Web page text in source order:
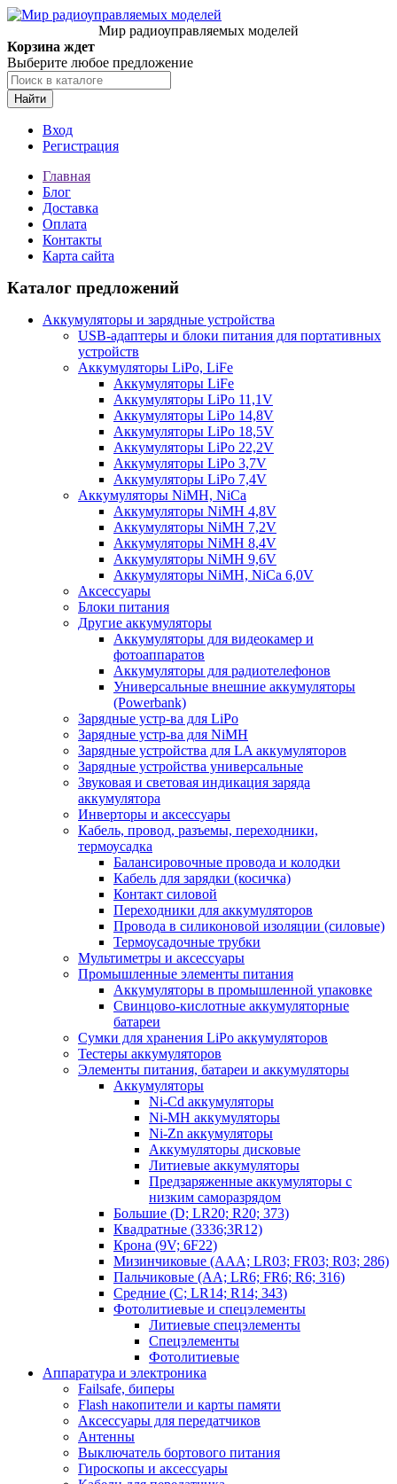
Мир радиоуправляемых моделей
Корзина ждет
Выберите любое предложение
Найти
Вход
Регистрация
Главная
Блог
Доставка
Оплата
Контакты
Карта сайта
Каталог предложений
Аккумуляторы и зарядные устройства
USB-адаптеры и блоки питания для портативных
устройств
Аккумуляторы LiPo, LiFe
Аккумуляторы LiFe
Аккумуляторы LiPo 11,1V
Аккумуляторы LiPo 14,8V
Аккумуляторы LiPo 18,5V
Аккумуляторы LiPo 22,2V
Аккумуляторы LiPo 3,7V
Аккумуляторы LiPo 7,4V
Аккумуляторы NiMH, NiCa
Аккумуляторы NiMH 4,8V
Аккумуляторы NiMH 7,2V
Аккумуляторы NiMH 8,4V
Аккумуляторы NiMH 9,6V
Аккумуляторы NiMH, NiCa 6,0V
Аксессуары
Блоки питания
Другие аккумуляторы
Аккумуляторы для видеокамер и
фотоаппаратов
Аккумуляторы для радиотелефонов
Универсальные внешние аккумуляторы
(Powerbank)
Зарядные устр-ва для LiPo
Зарядные устр-ва для NiMH
Зарядные устройства для LA аккумуляторов
Зарядные устройства универсальные
Звуковая и световая индикация заряда
аккумулятора
Инверторы и аксессуары
Кабель, провод, разъемы, переходники,
термоусадка
Балансировочные провода и колодки
Кабель для зарядки (косичка)
Контакт силовой
Переходники для аккумуляторов
Провода в силиконовой изоляции (силовые)
Термоусадочные трубки
Мультиметры и аксессуары
Промышленные элементы питания
Аккумуляторы в промышленной упаковке
Свинцово-кислотные аккумуляторные
батареи
Сумки для хранения LiPo аккумуляторов
Тестеры аккумуляторов
Элементы питания, батареи и аккумуляторы
Аккумуляторы
Ni-Cd аккумуляторы
Ni-MH аккумуляторы
Ni-Zn аккумуляторы
Аккумуляторы дисковые
Литиевые аккумуляторы
Предзаряженные аккумуляторы с
низким саморазрядом
Большие (D; LR20; R20; 373)
Квадратные (3336;3R12)
Крона (9V; 6F22)
Мизинчиковые (AAA; LR03; FR03; R03; 286)
Пальчиковые (AA; LR6; FR6; R6; 316)
Средние (C; LR14; R14; 343)
Фотолитиевые и спецэлементы
Литиевые спецэлементы
Спецэлементы
Фотолитиевые
Аппаратура и электроника
Failsafe, биперы
Flash накопители и карты памяти
Аксессуары для передатчиков
Антенны
Выключатель бортового питания
Гироскопы и аксессуары